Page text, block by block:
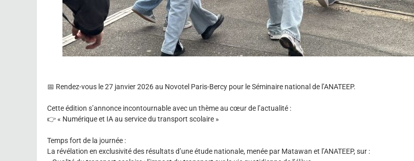
📅 Rendez-vous le 27 janvier 2026 au Novotel Paris-Bercy pour le Séminaire national de l’ANATEEP.
Cette édition s’annonce incontournable avec un thème au cœur de l’actualité :
👉 « Numérique et IA au service du transport scolaire »
Temps fort de la journée :
La révélation en exclusivité des résultats d’une étude nationale, menée par Matawan et l’ANATEEP, sur :